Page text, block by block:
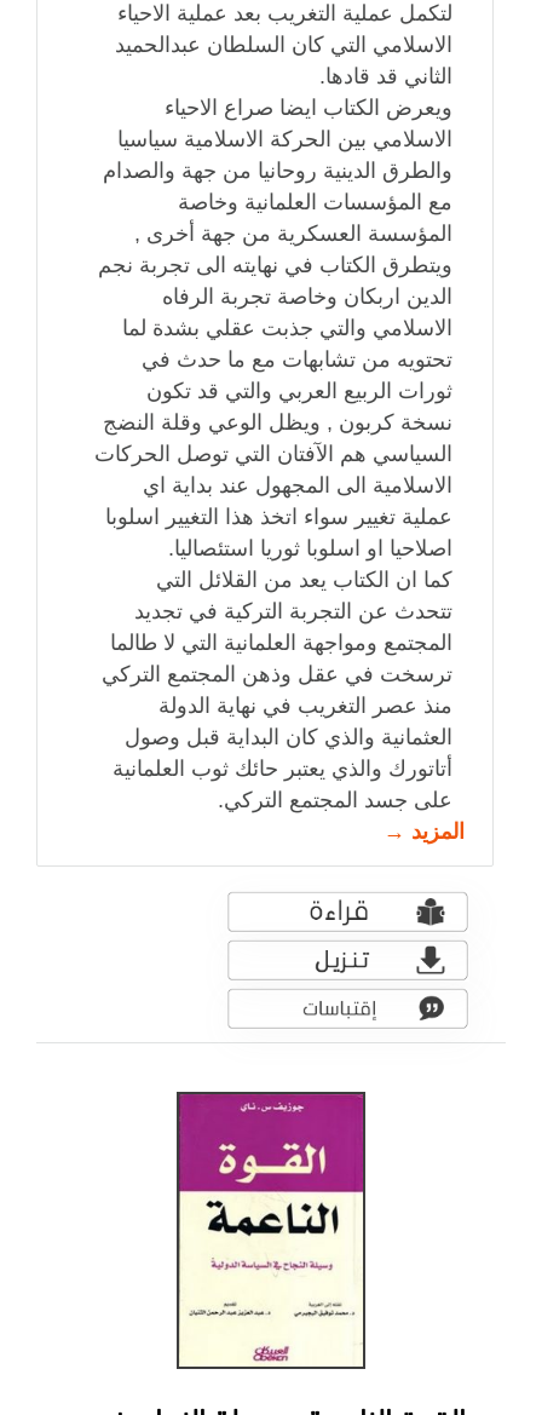
لتكمل عملية التغريب بعد عملية الاحياء
الاسلامي التي كان السلطان عبدالحميد
الثاني قد قادها.
ويعرض الكتاب ايضا صراع الاحياء
الاسلامي بين الحركة الاسلامية سياسيا
والطرق الدينية روحانيا من جهة والصدام
مع المؤسسات العلمانية وخاصة
المؤسسة العسكرية من جهة أخرى ,
ويتطرق الكتاب في نهايته الى تجربة نجم
الدين اربكان وخاصة تجربة الرفاه
الاسلامي والتي جذبت عقلي بشدة لما
تحتويه من تشابهات مع ما حدث في
ثورات الربيع العربي والتي قد تكون
نسخة كربون , ويظل الوعي وقلة النضج
السياسي هم الآفتان التي توصل الحركات
الاسلامية الى المجهول عند بداية اي
عملية تغيير سواء اتخذ هذا التغيير اسلوبا
اصلاحيا او اسلوبا ثوريا استئصاليا.
كما ان الكتاب يعد من القلائل التي
تتحدث عن التجربة التركية في تجديد
المجتمع ومواجهة العلمانية التي لا طالما
ترسخت في عقل وذهن المجتمع التركي
منذ عصر التغريب في نهاية الدولة
العثمانية والذي كان البداية قبل وصول
أتاتورك والذي يعتبر حائك ثوب العلمانية
على جسد المجتمع التركي.
المزيد →